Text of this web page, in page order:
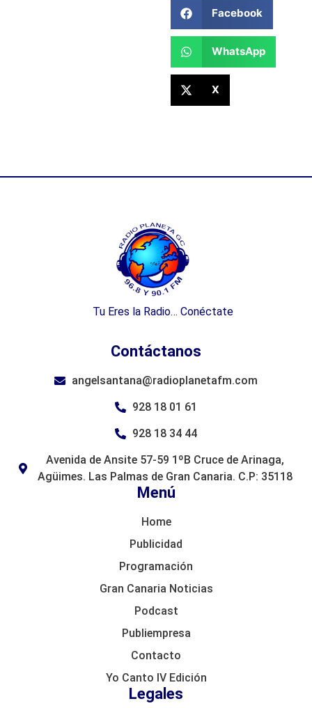
Facebook
WhatsApp
X
Tu Eres la Radio… Conéctate
Menú
Home
Publicidad
Programación
Gran Canaria Noticias
Podcast
Publiempresa
Contacto
Yo Canto IV Edición
Legales
Contáctanos
angelsantana@radioplanetafm.com
928 18 01 61
928 18 34 44
Avenida de Ansite 57-59 1ºB Cruce de Arinaga,
Agüimes. Las Palmas de Gran Canaria. C.P: 35118